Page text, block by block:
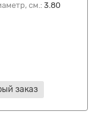
см.:3.80
заказ